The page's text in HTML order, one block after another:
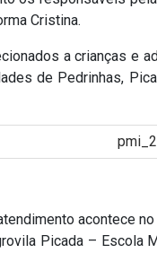
Cristina.
a crianças e
de Pedrinhas,
acontece
Picada – Escola